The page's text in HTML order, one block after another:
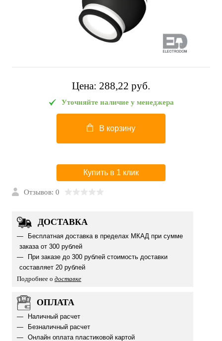
Цена: 288,22 pуб.
Уточняйте наличие у менеджера
В корзину
Купить в 1 клик
Отзывов: 0
ДОСТАВКА
Бесплатная доставка в пределах МКАД при сумме
заказа от 300 рублей
При заказе до 300 рублей стоимость доставки
составляет 20 рублей
Подробнее о доставке
ОПЛАТА
Наличный расчет
Безналичный расчет
Онлайн оплата пластиковой картой